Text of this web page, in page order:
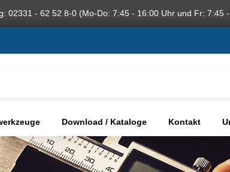
02331 - 62 52 8-0 (Mo-Do: 7:45 - 16:00 Uhr und Fr: 7:45
Download / Kataloge Kontakt